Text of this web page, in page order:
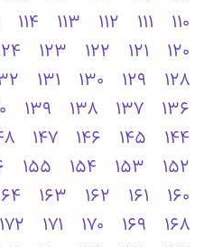
110
111
112
113
114
120
121
122
123
128
129
130
131
136
137
138
139
144
145
146
147
152
153
154
155
160
161
162
163
168
169
170
171
172